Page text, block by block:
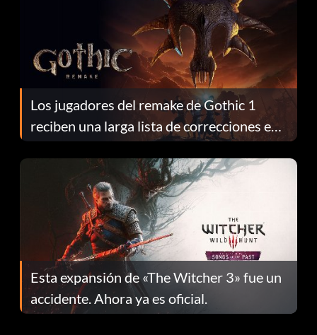
Los jugadores del remake de Gothic 1
reciben una larga lista de correcciones en
el parche 1.0.4
Esta expansión de «The Witcher 3» fue un
accidente. Ahora ya es oficial.